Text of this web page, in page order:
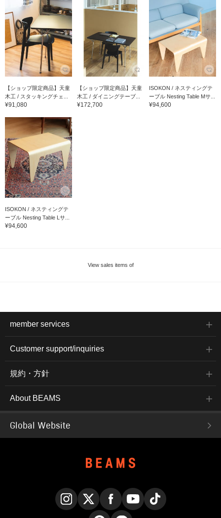
【ショップ限定商品】天童
木工 / スタッキングチェ...
¥91,080
【ショップ限定商品】天童
木工 / ダイニングテーブ...
¥172,700
ISOKON / ネスティングテ
ーブル Nesting Table Mサ...
¥94,600
ISOKON / ネスティングテ
ーブル Nesting Table Lサ...
¥94,600
View sales items of
member services
Customer support/inquiries
規約・方針
About BEAMS
Global Website